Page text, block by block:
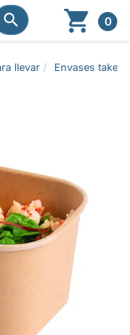

  0
llevar Envases take